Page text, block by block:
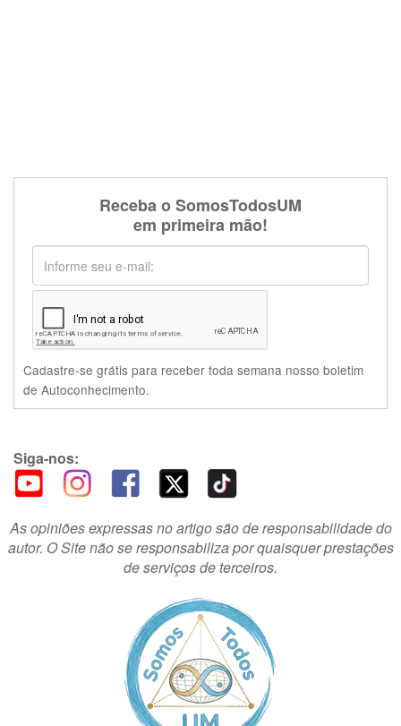
Receba o SomosTodosUM
em primeira mão!
Cadastre-se grátis para receber toda semana nosso boletim
de Autoconhecimento.
Siga-nos:
As opiniões expressas no artigo são de responsabilidade do
autor. O Site não se responsabiliza por quaisquer prestações
de serviços de terceiros.